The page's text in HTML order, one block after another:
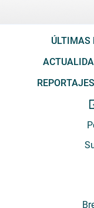
ÚLTIMAS
REPORTAJES